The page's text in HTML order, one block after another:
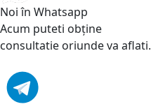
Noi în Whatsapp
Acum puteti obține
consultatie oriunde va aflati.